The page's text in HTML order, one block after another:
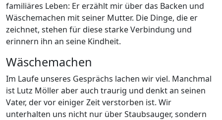
familiäres Leben: Er erzählt mir über das Backen und
Wäschemachen mit seiner Mutter. Die Dinge, die er
zeichnet, stehen für diese starke Verbindung und
erinnern ihn an seine Kindheit.
Wäschemachen
Im Laufe unseres Gesprächs lachen wir viel. Manchmal
ist Lutz Möller aber auch traurig und denkt an seinen
Vater, der vor einiger Zeit verstorben ist. Wir
unterhalten uns nicht nur über Staubsauger, sondern